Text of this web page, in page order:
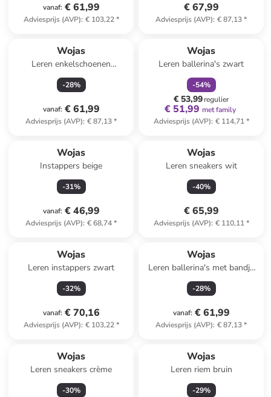
vanaf: € 61,99
Adviesprijs (AVP): € 103,22*
€ 67,99
Adviesprijs (AVP): € 87,13*
Wojas
Leren enkelschoenen
lichtbruin
-28%
vanaf: € 61,99
Adviesprijs (AVP): € 87,13*
Wojas
Leren ballerina's zwart
-54%
€ 53,99regulier
€ 51,99 met family
Adviesprijs (AVP): € 114,71*
Wojas
Instappers beige
-31%
vanaf: € 46,99
Adviesprijs (AVP): € 68,74*
Wojas
Leren sneakers wit
-40%
€ 65,99
Adviesprijs (AVP): € 110,11*
Wojas
Leren instappers zwart
-32%
vanaf: € 70,16
Adviesprijs (AVP): € 103,22*
Wojas
Leren ballerina's met bandje
bordeaux
-28%
vanaf: € 61,99
Adviesprijs (AVP): € 87,13*
Wojas
Leren sneakers crème
-30%
Wojas
Leren riem bruin
-29%